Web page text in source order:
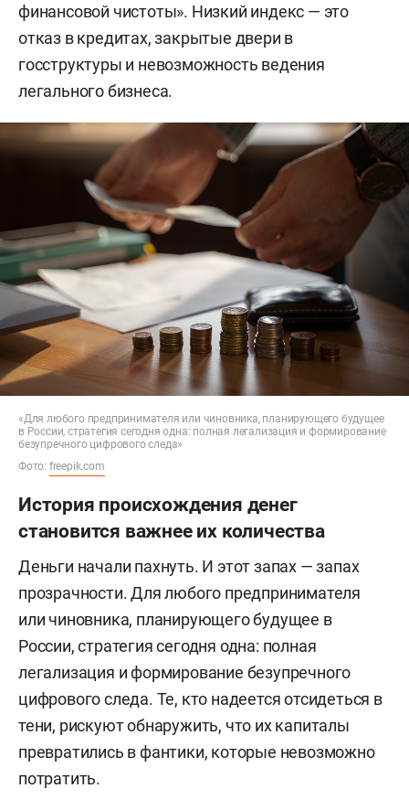
финансовой чистоты». Низкий индекс — это
отказ в кредитах, закрытые двери в
госструктуры и невозможность ведения
легального бизнеса.
«Для любого предпринимателя или чиновника, планирующего будущее
в России, стратегия сегодня одна: полная легализация и формирование
безупречного цифрового следа»
Фото: freepik.com
История происхождения денег
становится важнее их количества
Деньги начали пахнуть. И этот запах — запах
прозрачности. Для любого предпринимателя
или чиновника, планирующего будущее в
России, стратегия сегодня одна: полная
легализация и формирование безупречного
цифрового следа. Те, кто надеется отсидеться в
тени, рискуют обнаружить, что их капиталы
превратились в фантики, которые невозможно
потратить.